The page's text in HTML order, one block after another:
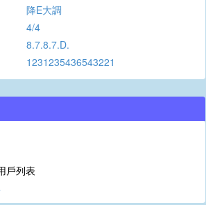
降E大調
4/4
8.7.8.7.D.
1231235436543221
戶列表